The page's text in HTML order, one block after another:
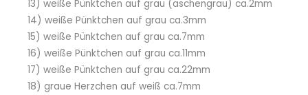
13) weiße Pünktchen auf grau (aschengrau) ca.2mm
14) weiße Pünktchen auf grau ca.3mm
15) weiße Pünktchen auf grau ca.7mm
16) weiße Pünktchen auf grau ca.11mm
17) weiße Pünktchen auf grau ca.22mm
18) graue Herzchen auf weiß ca.7mm